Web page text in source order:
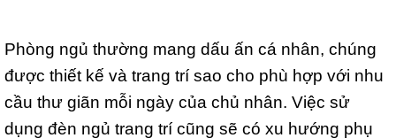
Phòng ngủ thường mang dấu ấn cá nhân, chúng
được thiết kế và trang trí sao cho phù hợp với nhu
cầu thư giãn mỗi ngày của chủ nhân. Việc sử
dụng đèn ngủ trang trí cũng sẽ có xu hướng phụ